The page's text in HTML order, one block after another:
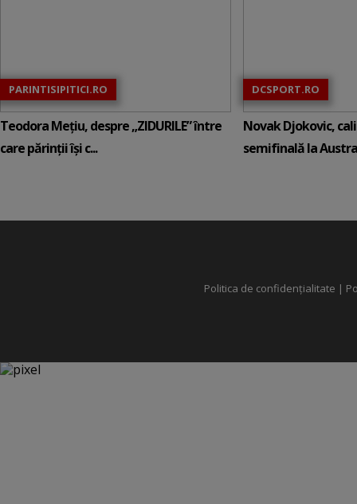
PARINTISIPITICI.RO
Teodora Mețiu, despre „ZIDURILE” între
care părinții își c...
DCSPORT.RO
Novak Djokovic,
semifinală la
Politica de confidențialitate |